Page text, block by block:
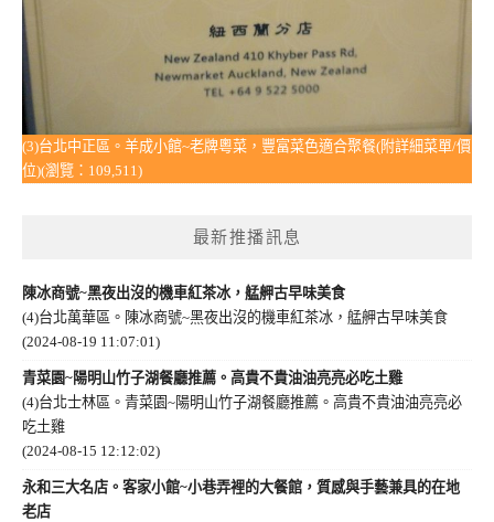
(3)台北中正區。羊成小館~老牌粵菜，豐富菜色適合聚餐(附詳細菜單/價
位)(瀏覽：109,511)
最新推播訊息
陳冰商號~黑夜出沒的機車紅茶冰，艋舺古早味美食
(4)台北萬華區。陳冰商號~黑夜出沒的機車紅茶冰，艋舺古早味美食
(2024-08-19 11:07:01)
青菜園~陽明山竹子湖餐廳推薦。高貴不貴油油亮亮必吃土雞
(4)台北士林區。青菜園~陽明山竹子湖餐廳推薦。高貴不貴油油亮亮必
吃土雞
(2024-08-15 12:12:02)
永和三大名店。客家小館~小巷弄裡的大餐館，質感與手藝兼具的在地
老店